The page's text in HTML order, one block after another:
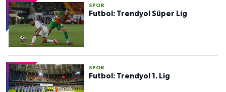
SPOR
Futbol: Trendyol Süper Lig
SPOR
Futbol: Trendyol 1. Lig